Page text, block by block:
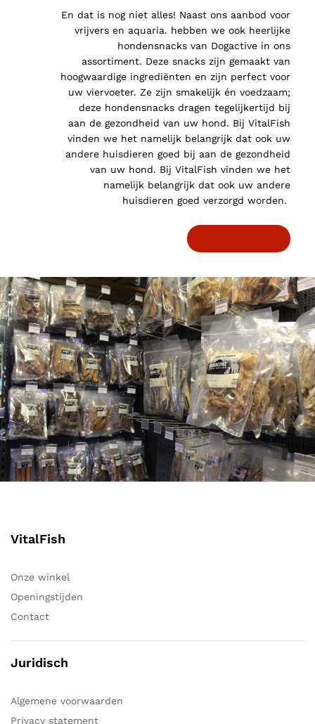
En dat is nog niet alles! Naast ons aanbod voor
vrijvers en aquaria. hebben we ook heerlijke
hondensnacks van Dogactive in ons
assortiment. Deze snacks zijn gemaakt van
hoogwaardige ingrediënten en zijn perfect voor
uw viervoeter. Ze zijn smakelijk én voedzaam;
deze hondensnacks dragen tegelijkertijd bij
aan de gezondheid van uw hond. Bij VitalFish
vinden we het namelijk belangrijk dat ook uw
andere huisdieren goed bij aan de gezondheid
van uw hond. Bij VitalFish vinden we het
namelijk belangrijk dat ook uw andere
huisdieren goed verzorgd worden.
VitalFish
Onze winkel
Openingstijden
Contact
Juridisch
Algemene voorwaarden
Privacy statement